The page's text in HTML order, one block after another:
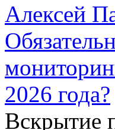
Алексей
2026 года?
Вскрытие